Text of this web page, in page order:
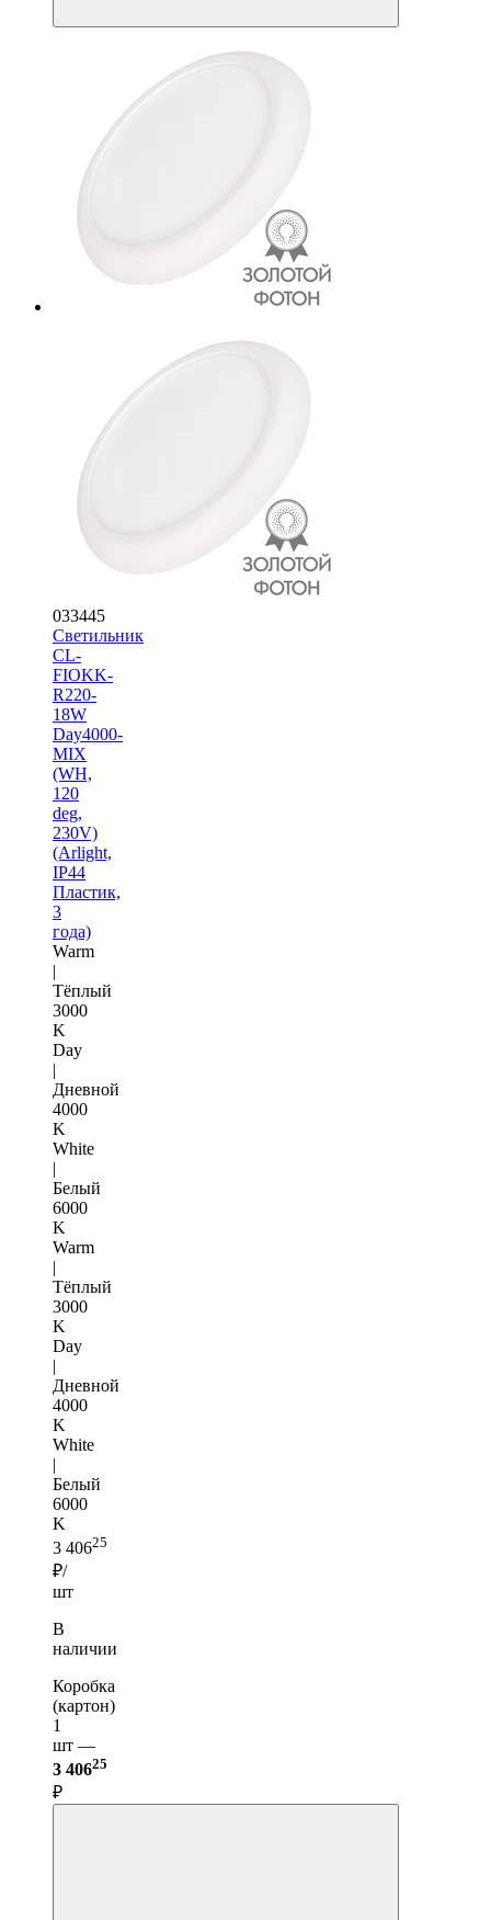
033445
Светильник
CL-
FIOKK-
R220-
18W
Day4000-
MIX
(WH,
120
deg,
230V)
(Arlight,
IP44
Пластик,
3
года)
Warm
|
Тёплый
3000
K
Day
|
Дневной
4000
K
White
|
Белый
6000
K
Warm
|
Тёплый
3000
K
Day
|
Дневной
4000
K
White
|
Белый
6000
K
3 40625
₽/
шт
В
наличии
Коробка
(картон)
1
шт —
3 40625
₽